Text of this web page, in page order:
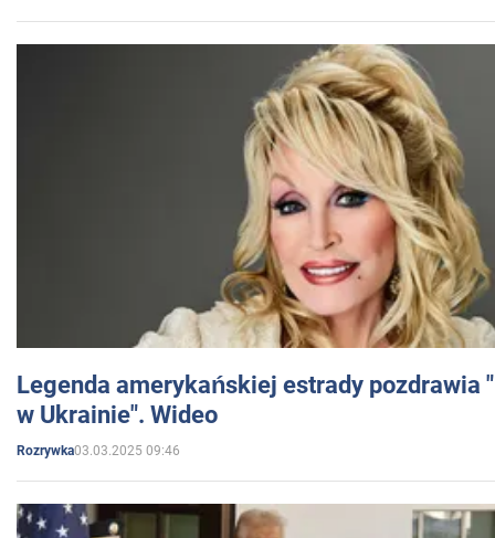
Legenda amerykańskiej estrady pozdrawia
w Ukrainie". Wideo
Rozrywka03.03.2025 09:46